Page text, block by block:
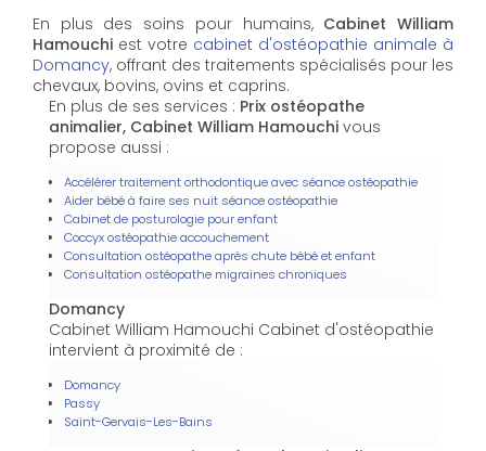
En plus des soins pour humains, Cabinet William
Hamouchi est votre cabinet d'ostéopathie animale à
Domancy, offrant des traitements spécialisés pour les
chevaux, bovins, ovins et caprins.
En plus de ses services : Prix ostéopathe
animalier, Cabinet William Hamouchi vous
propose aussi :
Accélérer traitement orthodontique avec séance ostéopathie
Aider bébé à faire ses nuit séance ostéopathie
Cabinet de posturologie pour enfant
Coccyx ostéopathie accouchement
Consultation ostéopathe après chute bébé et enfant
Consultation ostéopathe migraines chroniques
Domancy
Cabinet William Hamouchi Cabinet d'ostéopathie
intervient à proximité de :
Domancy
Passy
Saint-Gervais-Les-Bains